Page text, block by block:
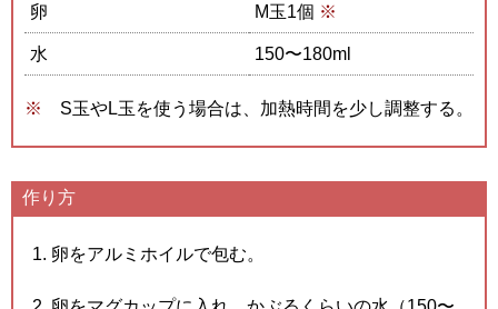
卵 M玉1個 ※
水 150〜180ml
S玉やL玉を使う場合は、加熱時間を少し調整する。
作り方
卵をアルミホイルで包む。